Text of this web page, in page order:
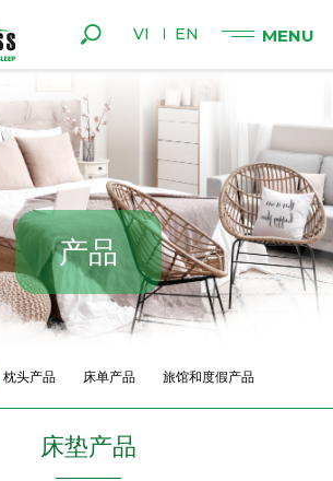
VI EN
产品
枕头产品 床单产品 旅馆和度假产品
床垫产品